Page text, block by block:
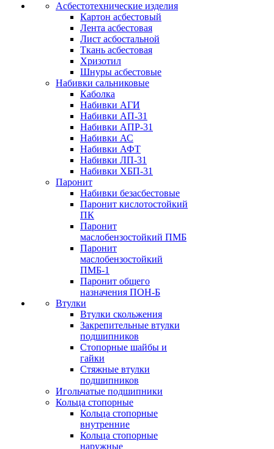
Асбестотехнические изделия
Картон асбестовый
Лента асбестовая
Лист асбостальной
Ткань асбестовая
Хризотил
Шнуры асбестовые
Набивки сальниковые
Каболка
Набивки АГИ
Набивки АП-31
Набивки АПР-31
Набивки АС
Набивки АФТ
Набивки ЛП-31
Набивки ХБП-31
Паронит
Набивки безасбестовые
Паронит кислотостойкий
ПК
Паронит
маслобензостойкий ПМБ
Паронит
маслобензостойкий
ПМБ-1
Паронит общего
назначения ПОН-Б
Втулки
Втулки скольжения
Закрепительные втулки
подшипников
Стопорные шайбы и
гайки
Стяжные втулки
подшипников
Игольчатые подшипники
Кольца стопорные
Кольца стопорные
внутренние
Кольца стопорные
наружные